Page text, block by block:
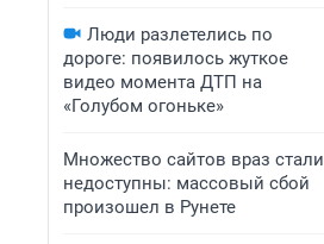
Люди разлетелись по
дороге: появилось жуткое
видео момента ДТП на
«Голубом огоньке»
Множество сайтов враз стали
недоступны: массовый сбой
произошел в Рунете